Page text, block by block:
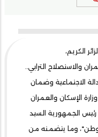
الكريم،
والاستصلاح الترابي..
الاجتماعية وضمان
الإسكان والعمران
رئيس الجمهورية السيد
وما يتضمنه من